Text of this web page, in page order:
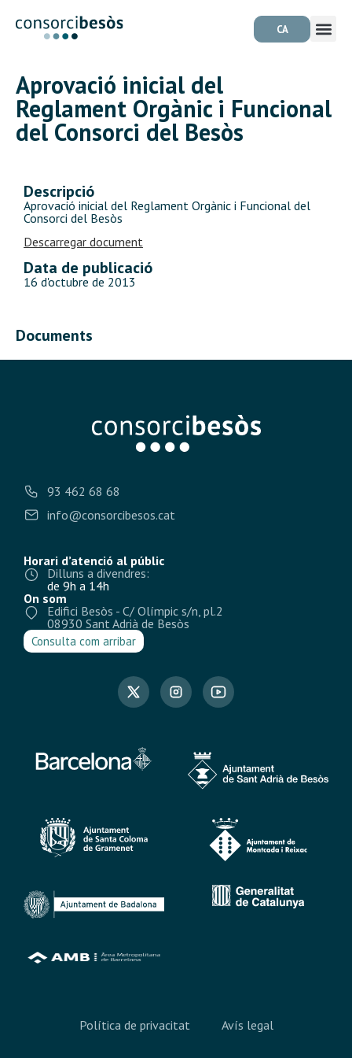
CA
Aprovació inicial del
Reglament Orgànic i Funcional
del Consorci del Besòs
Descripció
Aprovació inicial del Reglament Orgànic i Funcional del
Consorci del Besòs
Descarregar document
Data de publicació
16 d'octubre de 2013
Documents
93 462 68 68
info@consorcibesos.cat
Horari d’atenció al públic
Dilluns a divendres:
de 9h a 14h
On som
Edifici Besòs - C/ Olímpic s/n, pl.2
08930 Sant Adrià de Besòs
Consulta com arribar
Política de privacitat Avís legal